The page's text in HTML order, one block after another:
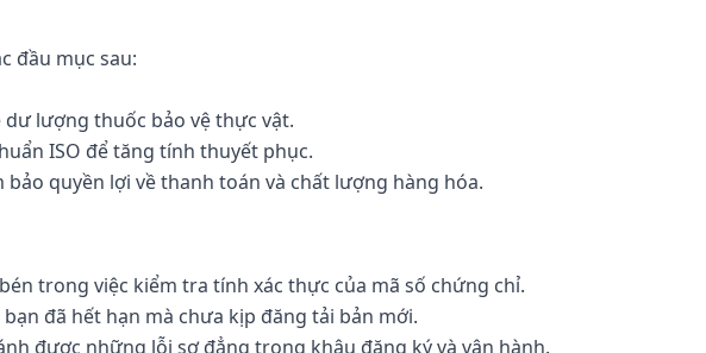
đầu mục sau:
lượng thuốc bảo vệ thực vật.
ISO để tăng tính thuyết phục.
quyền lợi về thanh toán và chất lượng hàng hóa.
trong việc kiểm tra tính xác thực của mã số chứng chỉ.
đã hết hạn mà chưa kịp đăng tải bản mới.
được những lỗi sơ đẳng trong khâu đăng ký và vận hành.